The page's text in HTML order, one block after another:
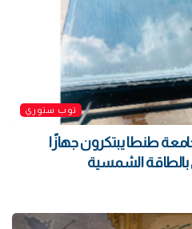
توب ستوري
طنطا يبتكرون جهازًا
بالطاقة الشمسية